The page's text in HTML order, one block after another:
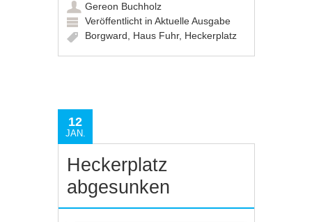
Gereon Buchholz
Veröffentlicht inAktuelle Ausgabe
Borgward, Haus Fuhr, Heckerplatz
12
JAN.
Heckerplatz
abgesunken